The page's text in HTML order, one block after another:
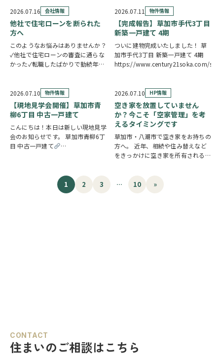
叶う新築一戸建てです。カウンター
キッ…
の広々LDKは水廻り集中設計につ
き、毎日の家事を効率的にこなせま
す。7.5…
2026.07.16 会社情報
他社で住宅ローンを断られた
方へ
このようなお悩みはありませんか？
✓他社で住宅ローンの審査に通らな
かった✓転職したばかりで勤続年数
ーンなど借入がある✓過去に返済の
遅れがあり心配している ひとつで
も当てはまる方…
2026.07.11 物件情報
【完成報告】草加市手代3丁目
新築一戸建て 4期
ついに建物完成いたしました！ 草
加市手代3丁目 新築一戸建て 4期
https://www.century21soka.com/st/
2026.07.10 物件情報
【現地見学会開催】草加市青
柳6丁目 中古一戸建て
こんにちは！本日は新しい現地見学
会のお知らせです。 草加市青柳6丁
目 中古一戸建て
https://www.century21soka.com/st/
2026.07.10 HP情報
空き家を放置していません
か？今こそ「空家管理」を考
えるタイミングです
草加市・八潮市で空き家をお持ちの
方へ。 近年、相続や住み替えなど
をきっかけに空き家を所有される方
を管理できていない」 「遠方に住
んでいるため定期的に様子を見に行
けない」 「売却するか活用するか
1 2 3 … 10 »
CONTACT
住まいのご相談はこちら